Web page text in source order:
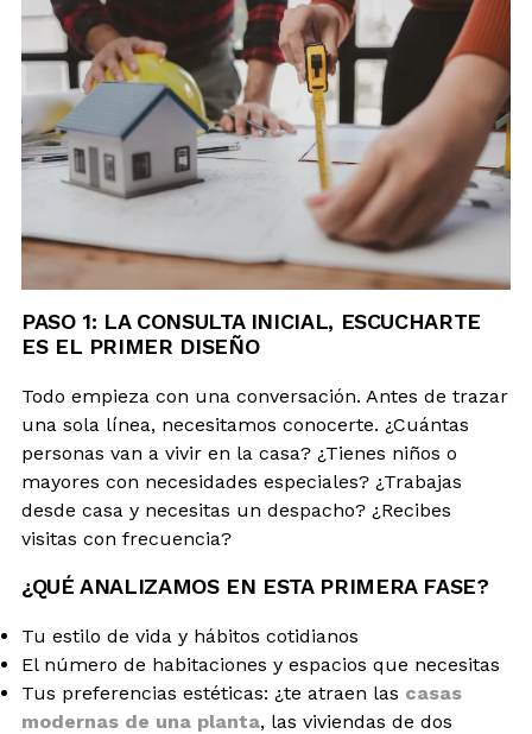
PASO 1: LA CONSULTA INICIAL, ESCUCHARTE
ES EL PRIMER DISEÑO
Todo empieza con una conversación. Antes de trazar
una sola línea, necesitamos conocerte. ¿Cuántas
personas van a vivir en la casa? ¿Tienes niños o
mayores con necesidades especiales? ¿Trabajas
desde casa y necesitas un despacho? ¿Recibes
visitas con frecuencia?
¿QUÉ ANALIZAMOS EN ESTA PRIMERA FASE?
Tu estilo de vida y hábitos cotidianos
El número de habitaciones y espacios que necesitas
Tus preferencias estéticas: ¿te atraen las casas
modernas de una planta, las viviendas de dos